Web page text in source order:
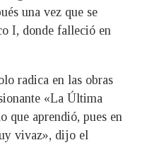
una vez que se
I, donde falleció en
radica en las obras
«La Última
que aprendió, pues en
vivaz», dijo el